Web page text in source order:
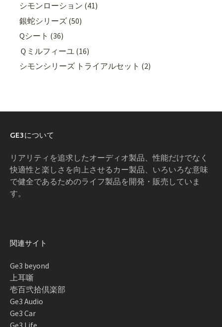
シモンローション (41)
銀蛇シリーズ (50)
Qシート (36)
Ｑミルフィーユ (16)
シモンシリーズ トライアルセット (2)
GE3について
リアリティを追求したオーディオ製品、性能だけでなく
快適性と楽しさを向上させるカー製品、いろいろな意味
で健全であるためのライフ製品を開発・販売していま
す。
関連サイト
Ge3 beyond
上耳噺
壱百弐拾倶楽部
Ge3 Audio
Ge3 Car
Ge3 Life